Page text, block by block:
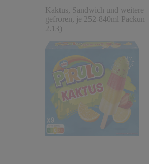
Kaktus, Sandwich und weitere
gefroren, je 252-840ml
2.13)